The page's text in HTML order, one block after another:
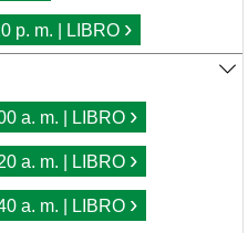
p. m. | LIBRO ›
a. m. | LIBRO ›
a. m. | LIBRO ›
a. m. | LIBRO ›